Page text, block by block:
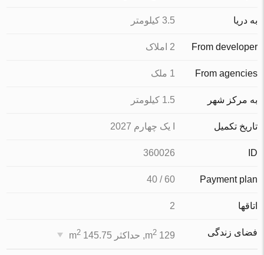
به دریا 3.5 کیلومتر
From developer 2 املاک
From agencies 1 ملک
به مرکز شهر 1.5 کیلومتر
تاریخ تکمیل
ID
360026
Payment plan
60 / 40
اتاقها 2
فضای زندگی 129 m
2 , حداکثر 145.75 m 2